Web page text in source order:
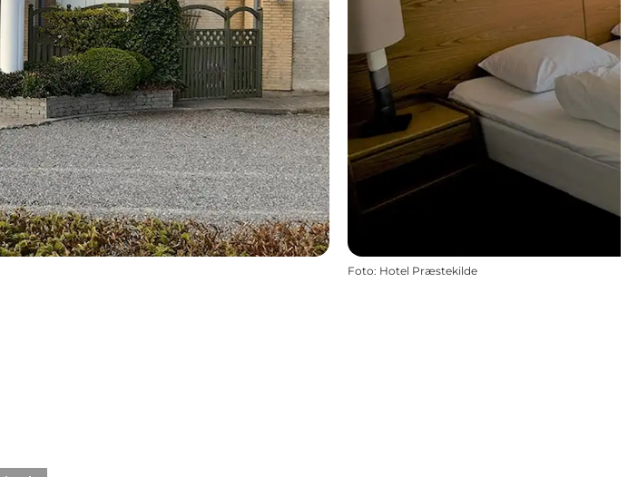
Foto: Hotel Præstekilde